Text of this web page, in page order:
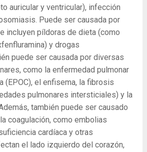
auricular y ventricular), infección
Puede ser causada por
incluyen píldoras de dieta (como
y drogas
puede ser causada por diversas
como la enfermedad pulmonar
(EPOC), el enfisema, la fibrosis
pulmonares intersticiales) y la
también puede ser causado
coagulación, como embolias
cardíaca y otras
el lado izquierdo del corazón,